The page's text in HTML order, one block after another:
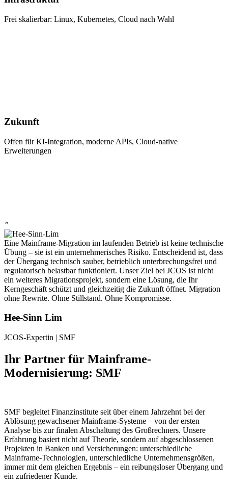
Frei skalierbar: Linux, Kubernetes, Cloud nach Wahl
Zukunft
Offen für KI-Integration, moderne APIs, Cloud-native
Erweiterungen
”
Eine Mainframe-Migration im laufenden Betrieb ist keine technische
Übung – sie ist ein unternehmerisches Risiko. Entscheidend ist, dass
der Übergang technisch sauber, betrieblich unterbrechungsfrei und
regulatorisch belastbar funktioniert. Unser Ziel bei JCOS ist nicht
ein weiteres Migrationsprojekt, sondern eine Lösung, die Ihr
Kerngeschäft schützt und gleichzeitig die Zukunft öffnet. Migration
ohne Rewrite. Ohne Stillstand. Ohne Kompromisse.
Hee-Sinn Lim
JCOS-Expertin | SMF
Ihr Partner für Mainframe-
Modernisierung: SMF
SMF begleitet Finanzinstitute seit über einem Jahrzehnt bei der
Ablösung gewachsener Mainframe-Systeme – von der ersten
Analyse bis zur finalen Abschaltung des Großrechners. Unsere
Erfahrung basiert nicht auf Theorie, sondern auf abgeschlossenen
Projekten in Banken und Versicherungen: unterschiedliche
Mainframe-Technologien, unterschiedliche Unternehmensgrößen,
immer mit dem gleichen Ergebnis – ein reibungsloser Übergang und
ein zufriedener Kunde.